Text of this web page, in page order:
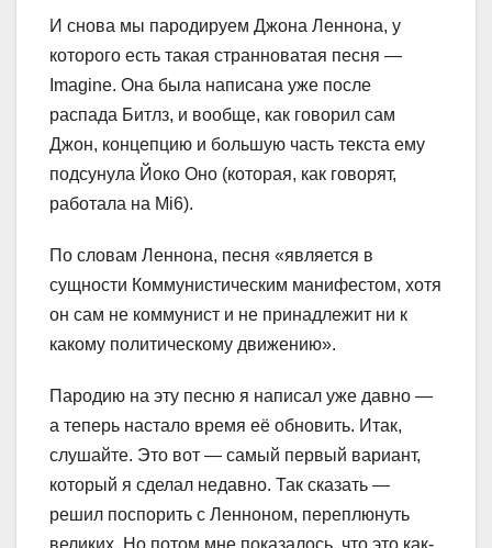
И снова мы пародируем Джона Леннона, у
которого есть такая странноватая песня —
Imagine. Она была написана уже после
распада Битлз, и вообще, как говорил сам
Джон, концепцию и большую часть текста ему
подсунула Йоко Оно (которая, как говорят,
работала на Mi6).
По словам Леннона, песня «является в
сущности Коммунистическим манифестом, хотя
он сам не коммунист и не принадлежит ни к
какому политическому движению».
Пародию на эту песню я написал уже давно —
а теперь настало время её обновить. Итак,
слушайте. Это вот — самый первый вариант,
который я сделал недавно. Так сказать —
решил поспорить с Ленноном, переплюнуть